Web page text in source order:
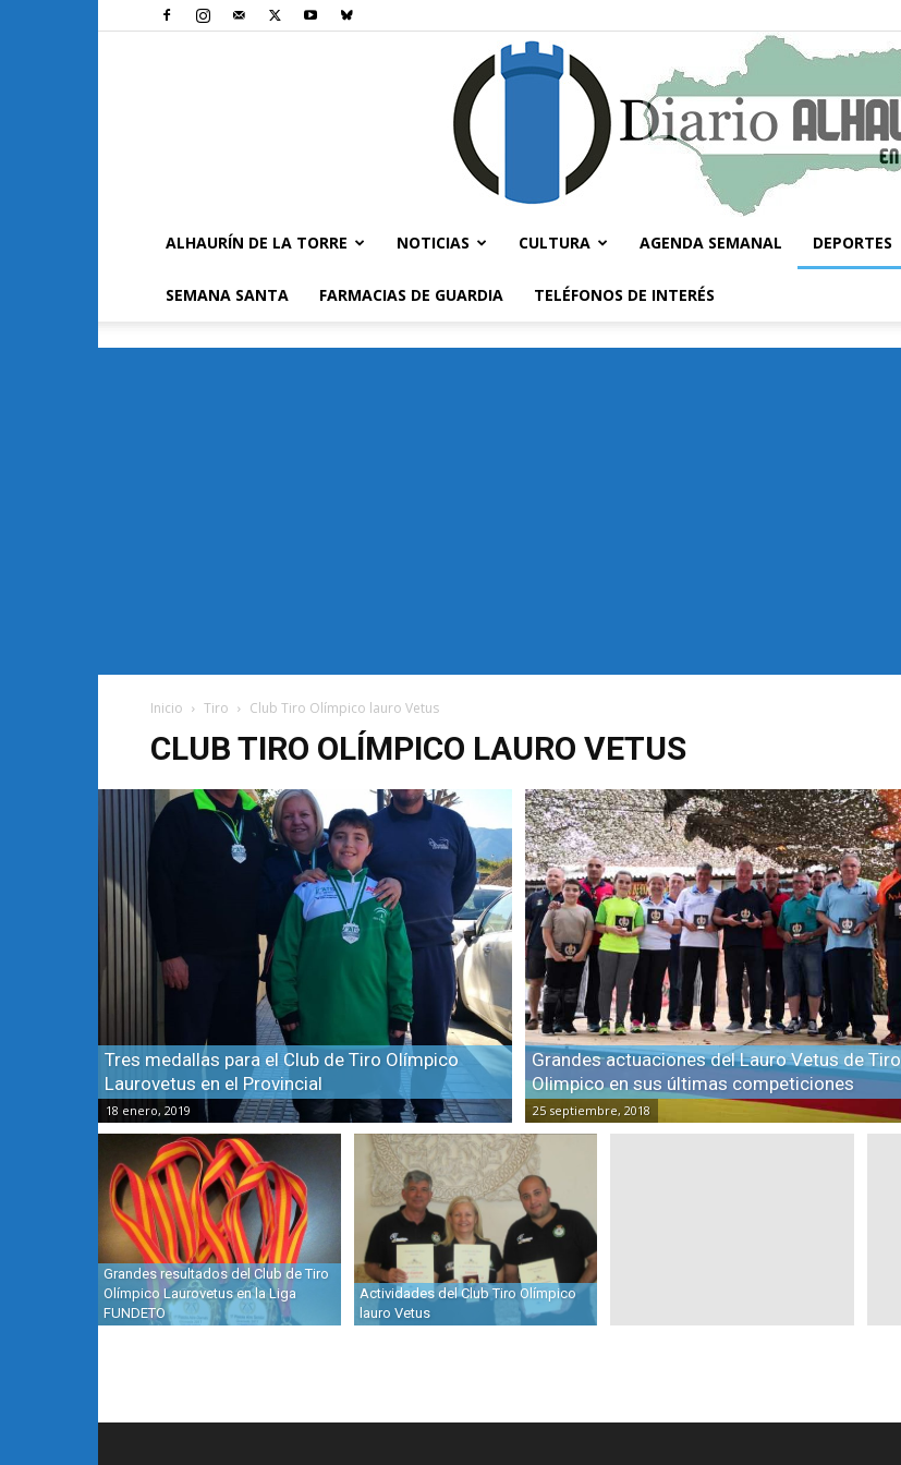
ALHAURÍN DE LA TORRE NOTICIAS CULTURA AGENDA SEMANAL DEPORTES
SEMANA SANTA FARMACIAS DE GUARDIA TELÉFONOS DE INTERÉS
Inicio Tiro Club Tiro Olímpico lauro Vetus
CLUB TIRO OLÍMPICO LAURO VETUS
Tres medallas para el Club de Tiro Olímpico
Laurovetus en el Provincial
18 enero, 2019
Grandes actuaciones del Lauro Vetus de Tiro
Olimpico en sus últimas competiciones
25 septiembre, 2018
Grandes resultados del Club de Tiro
Olímpico Laurovetus en la Liga
FUNDETO
Actividades del Club Tiro Olímpico
lauro Vetus